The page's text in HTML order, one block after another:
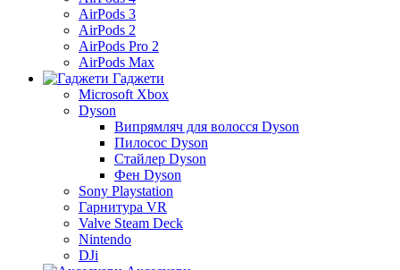
AirPods 3
AirPods 2
AirPods Pro 2
AirPods Max
Гаджети
Microsoft Xbox
Dyson
Випрямляч для волосся Dyson
Пилосос Dyson
Стайлер Dyson
Фен Dyson
Sony Playstation
Гарнитура VR
Valve Steam Deck
Nintendo
DJi